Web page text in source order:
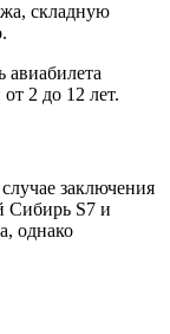
складную
авиабилета
2 до 12 лет.
заключения
Сибирь S7 и
однако